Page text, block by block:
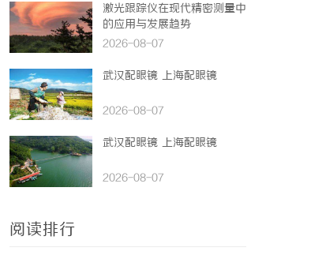
激光跟踪仪在现代精密测量中
的应用与发展趋势
2026-08-07
武汉配眼镜 上海配眼镜
2026-08-07
武汉配眼镜 上海配眼镜
2026-08-07
阅读排行